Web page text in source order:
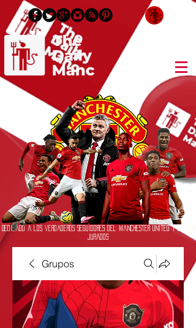
Dedicado a los verdaderos seguidores del Manchester United y
jurados
Grupos